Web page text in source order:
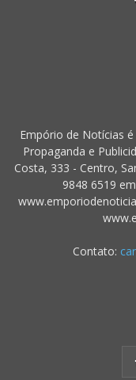
Empório de Notícias
Propaganda e
Costa, 333 - Centro,
9848 6519
Contato: